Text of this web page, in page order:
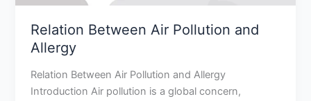
Relation Between Air Pollution and
Allergy
Relation Between Air Pollution and Allergy
Introduction Air pollution is a global concern,